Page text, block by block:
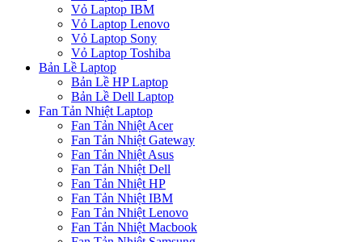
Vỏ Laptop IBM
Vỏ Laptop Lenovo
Vỏ Laptop Sony
Vỏ Laptop Toshiba
Bản Lề Laptop
Bản Lề HP Laptop
Bản Lề Dell Laptop
Fan Tản Nhiệt Laptop
Fan Tản Nhiệt Acer
Fan Tản Nhiệt Gateway
Fan Tản Nhiệt Asus
Fan Tản Nhiệt Dell
Fan Tản Nhiệt HP
Fan Tản Nhiệt IBM
Fan Tản Nhiệt Lenovo
Fan Tản Nhiệt Macbook